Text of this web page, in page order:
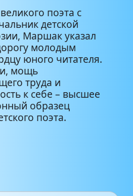
поэта с
детской
Маршак указал
молодым
юного читателя.
мощь
труда и
к себе – высшее
образец
поэта.